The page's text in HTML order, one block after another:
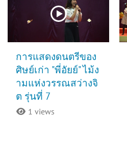
การแสดงดนตรีของ
ศิษย์เก่า "พี่อัยย์" ไม้ง
ามแห่งวรรณสว่างจิ
ต รุ่นที่ 7
1 views